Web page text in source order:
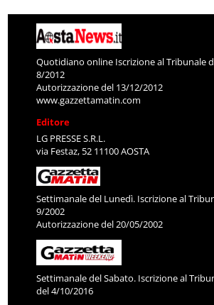
Quotidiano online Iscrizione al Tribunale
8/2012
Autorizzazione del 13/12/2012
www.gazzettamatin.com
Editore
LG PRESSE S.R.L.
via Festaz, 52 11100 AOSTA
Settimanale del Lunedì. Iscrizione al
9/2002
Autorizzazione del 20/05/2002
Settimanale del Sabato. Iscrizione al
del 4/10/2016